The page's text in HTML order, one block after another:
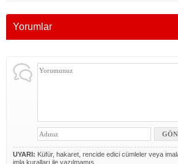
Yorumlar
UYARI: Küfür, hakaret, rencide edici cümleler veya
imla kuralları ile yazılmamış,